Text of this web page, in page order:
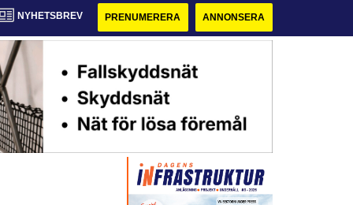
NYHETSBREV PRENUMERERA ANNONSERA